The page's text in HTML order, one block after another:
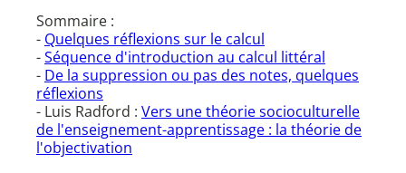
Sommaire :
- Quelques réflexions sur le calcul
-Séquence d'introduction au calcul littéral
- De la suppression ou pas des notes, quelques
réflexions
- Luis Radford : Vers une théorie socioculturelle
de l'enseignement-apprentissage : la théorie de
l'objectivation